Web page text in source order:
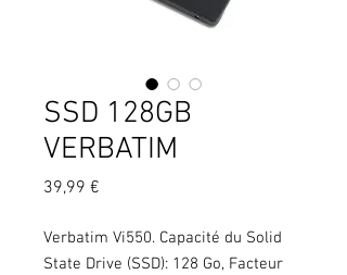
SSD 128GB
VERBATIM
39,99 €
Verbatim Vi550. Capacité du Solid
State Drive (SSD): 128 Go, Facteur